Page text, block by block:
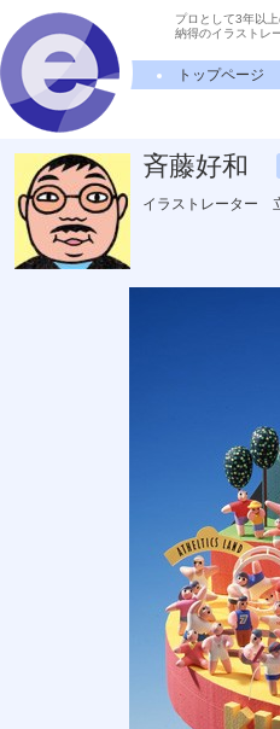
プロとして3年以
納得のイラストレ
トップページ
斉藤好和
イラストレーター